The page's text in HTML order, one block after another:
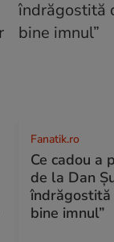
Fanatik.ro
Ce cadou a
de la Dan
îndrăgostită
bine imnul”